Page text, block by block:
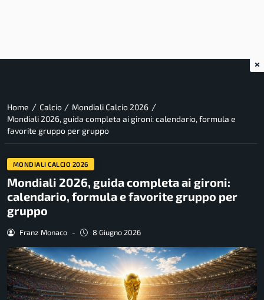
Home / Calcio / Mondiali Calcio 2026 /
Mondiali 2026, guida completa ai gironi: calendario, formula e
favorite gruppo per gruppo
MONDIALI CALCIO 2026
Mondiali 2026, guida completa ai gironi:
calendario, formula e favorite gruppo per
gruppo
Franz Monaco - 8 Giugno 2026
×